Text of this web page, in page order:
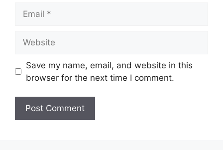
Save my name, email, and website in this
browser for the next time I comment.